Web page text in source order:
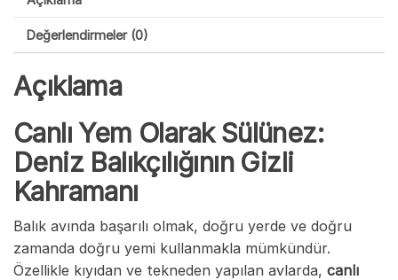
Değerlendirmeler (0)
Açıklama
Canlı Yem Olarak Sülünez:
Deniz Balıkçılığının Gizli
Kahramanı
Balık avında başarılı olmak, doğru yerde ve doğru
zamanda doğru yemi kullanmakla mümkündür.
Özellikle kıyıdan ve tekneden yapılan avlarda, canlı